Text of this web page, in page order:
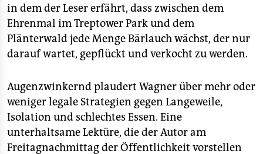
in dem der Leser erfährt, dass zwischen dem
Ehrenmal im Treptower Park und dem
Plänterwald jede Menge Bärlauch wächst, der nur
darauf wartet, gepflückt und verkocht zu werden.
Augenzwinkernd plaudert Wagner über mehr oder
weniger legale Strategien gegen Langeweile,
Isolation und schlechtes Essen. Eine
unterhaltsame Lektüre, die der Autor am
Freitagnachmittag der Öffentlichkeit vorstellen